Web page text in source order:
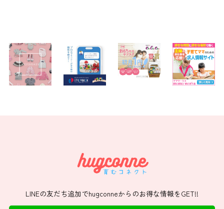
LINEの友だち追加でhugconneからのお得な情報をGET!!